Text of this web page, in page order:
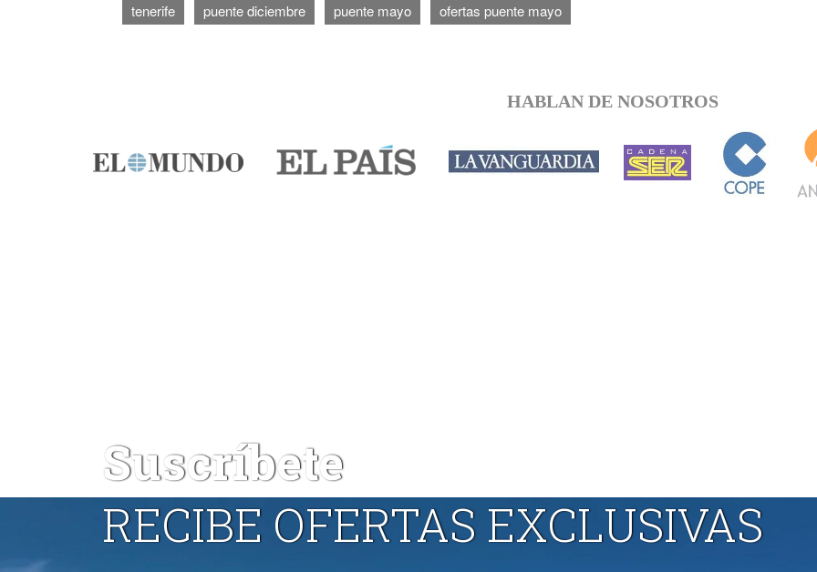
tenerife puente diciembre puente mayo ofertas puente mayo
HABLAN DE NOSOTROS
Suscríbete
RECIBE OFERTAS EXCLUSIVAS